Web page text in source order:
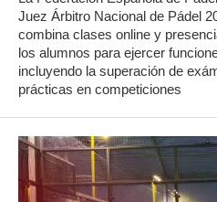
Juez Árbitro Nacional de Pádel
combina clases online y
los alumnos para ejercer
incluyendo la superación de
prácticas en competiciones